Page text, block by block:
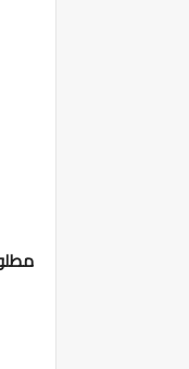
مطلوب 400 منصبا في التوجيه و الإعلام بمطار محمد